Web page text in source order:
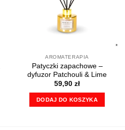
AROMATERAPIA
Patyczki zapachowe –
dyfuzor Patchouli & Lime
59,90 zł
DODAJ DO KOSZYKA